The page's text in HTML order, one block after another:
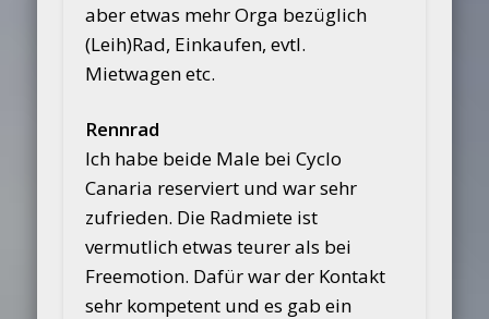
aber etwas mehr Orga bezüglich
(Leih)Rad, Einkaufen, evtl.
Mietwagen etc.
Rennrad
Ich habe beide Male bei Cyclo
Canaria reserviert und war sehr
zufrieden. Die Radmiete ist
vermutlich etwas teurer als bei
Freemotion. Dafür war der Kontakt
sehr kompetent und es gab ein